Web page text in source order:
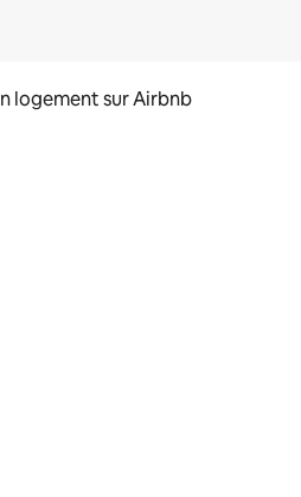
logement sur Airbnb